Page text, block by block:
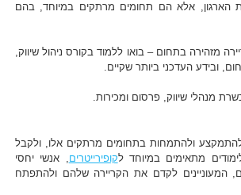
הארגון, אלא הם תחומים מרתקים במיוחד, בהם
מזהירה בתחום – בואו ללמוד בקורס ניהול שיווק,
ובידע העדכני ביותר שקיים.
מנהלי שיווק, פרסום ומכירות.
להתמקצע ולהתמחות בתחומים מרתקים אלו, ולקבל
מתאימים במיוחד לקופירייטרים, אנשי יחסי
המעוניינים לקדם את הקריירה שלהם ולהתפתח